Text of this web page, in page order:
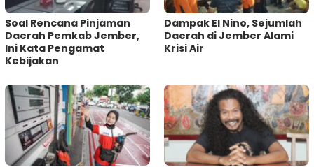
‎Soal Rencana Pinjaman
Daerah Pemkab Jember,
Ini Kata Pengamat
Kebijakan ‎
Dampak El Nino, Sejumlah
Daerah di Jember Alami
Krisi Air